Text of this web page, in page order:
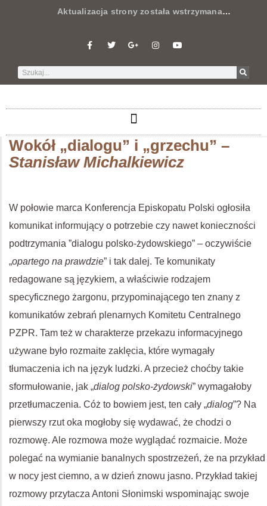
Aktualizacja strony została wstrzymana…
Wokół „dialogu” i „grzechu” –
Stanisław Michalkiewicz
W połowie marca Konferencja Episkopatu Polski ogłosiła
komunikat informujący o potrzebie czy nawet konieczności
podtrzymania ”dialogu polsko-żydowskiego” – oczywiście
„opartego na prawdzie” i tak dalej. Te komunikaty
redagowane są językiem, a właściwie rodzajem
specyficznego żargonu, przypominającego ten znany z
komunikatów zebrań plenarnych Komitetu Centralnego
PZPR. Tam też w charakterze przekazu informacyjnego
używane było rozmaite zaklęcia, które wymagały
tłumaczenia ich na język ludzki. A przecież choćby takie
sformułowanie, jak „dialog polsko-żydowski” wymagałoby
przetłumaczenia. Cóż to bowiem jest, ten cały „dialog”? Na
pierwszy rzut oka mogłoby się wydawać, że chodzi o
rozmowę. Ale rozmowa może wyglądać rozmaicie. Może
polegać na wymianie banalnych spostrzeżeń, że na przykład
w nocy jest ciemno, a w dzień znowu jasno. Przykład takiej
rozmowy przytacza Antoni Słonimski wspominając swoje